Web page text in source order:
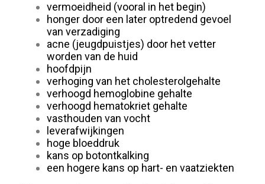
vermoeidheid (vooral in het begin)
honger door een later optredend gevoel
van verzadiging
acne (jeugdpuistjes) door het vetter
worden van de huid
hoofdpijn
verhoging van het cholesterolgehalte
verhoogd hemoglobine gehalte
verhoogd hematokriet gehalte
vasthouden van vocht
leverafwijkingen
hoge bloeddruk
kans op botontkalking
een hogere kans op hart- en vaatziekten